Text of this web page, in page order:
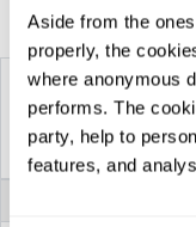
Aside from the
properly, the
where anonymous
performs. The
party, help to
features, and